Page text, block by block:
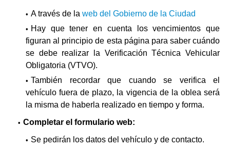
A través de la web del Gobierno de la Ciudad
Hay que tener en cuenta los vencimientos que
figuran al principio de esta página para saber cuándo
se debe realizar la Verificación Técnica Vehicular
Obligatoria (VTVO).
También recordar que cuando se verifica el
vehículo fuera de plazo, la vigencia de la oblea será
la misma de haberla realizado en tiempo y forma.
Completar el formulario web:
Se pedirán los datos del vehículo y de contacto.